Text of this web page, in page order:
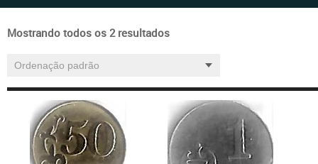
Mostrando todos os 2 resultados